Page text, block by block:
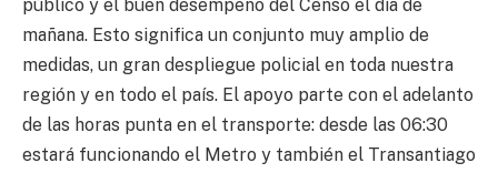
público y el buen desempeño del Censo el día de
mañana. Esto significa un conjunto muy amplio de
medidas, un gran despliegue policial en toda nuestra
región y en todo el país. El apoyo parte con el adelanto
de las horas punta en el transporte: desde las 06:30
estará funcionando el Metro y también el Transantiago